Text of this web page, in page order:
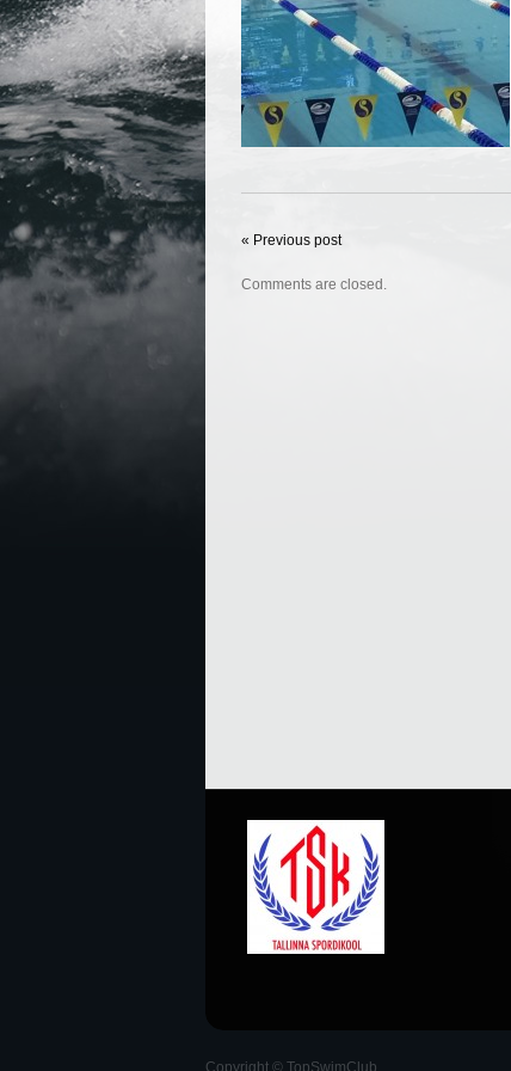
« Previous post
Comments are closed.
Copyright © TopSwimClub